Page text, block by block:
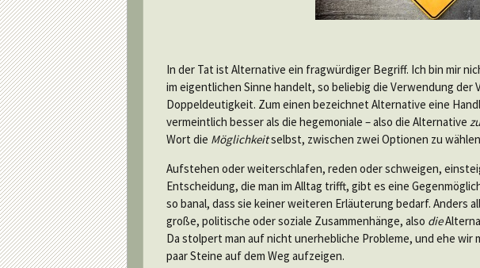
In der Tat ist Alternative ein fragwürdiger Begriff. Ich bin mir
im eigentlichen Sinne handelt, so beliebig die Verwendung der
Doppeldeutigkeit. Zum einen bezeichnet Alternative eine
vermeintlich besser als die hegemoniale – also die Alternative
Wort die Möglichkeitselbst, zwischen zwei Optionen zu
Aufstehen oder weiterschlafen, reden oder schweigen,
Entscheidung, die man im Alltag trifft, gibt es eine
so banal, dass sie keiner weiteren Erläuterung bedarf. Anders
große, politische oder soziale Zusammenhänge, also die
Da stolpert man auf nicht unerhebliche Probleme, und ehe wir
paar Steine auf dem Weg aufzeigen.